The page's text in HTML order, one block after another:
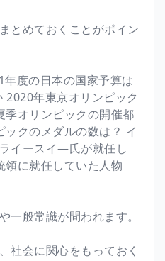
とめておくことがポイン
年度の日本の国家予算は
2020年東京オリンピック
季オリンピックの開催都
クのメダルの数は？ イ
イースイ―氏が就任し
領に就任していた人物
一般常識が問われます。
社会に関心をもっておく